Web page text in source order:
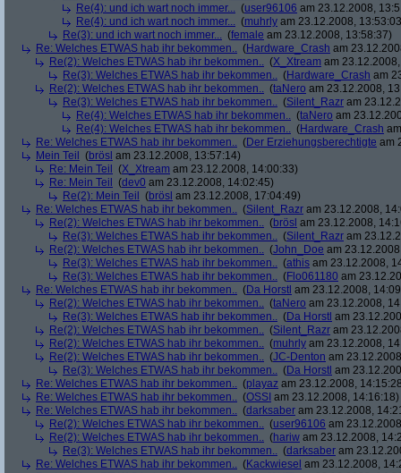
Re(4): und ich wart noch immer... (user96106 am 23.12.2008,
Re(4): und ich wart noch immer... (muhrly am 23.12.2008,
Re(3): und ich wart noch immer... (female am 23.12.2008, 13:58:37)
Re: Welches ETWAS hab ihr bekommen.. (Hardware_Crash am
Re(2): Welches ETWAS hab ihr bekommen.. (X_Xtream am
Re(3): Welches ETWAS hab ihr bekommen.. (Hardware_Crash am
Re(2): Welches ETWAS hab ihr bekommen.. (taNero am 23.12.2008,
Re(3): Welches ETWAS hab ihr bekommen.. (Silent_Razr am
Re(4): Welches ETWAS hab ihr bekommen.. (taNero am
Re(4): Welches ETWAS hab ihr bekommen.. (Hardware_Crash
Re: Welches ETWAS hab ihr bekommen.. (Der Erziehungsberechtigte am
Mein Teil
(brösl am 23.12.2008, 13:57:14)
Re: Mein Teil
(X_Xtream am 23.12.2008, 14:00:33)
Re: Mein Teil
(dev0 am 23.12.2008, 14:02:45)
Re(2): Mein Teil
(brösl am 23.12.2008, 17:04:49)
Re: Welches ETWAS hab ihr bekommen.. (Silent_Razr am 23.12.2008,
Re(2): Welches ETWAS hab ihr bekommen.. (brösl am 23.12.2008,
Re(3): Welches ETWAS hab ihr bekommen.. (Silent_Razr am
Re(2): Welches ETWAS hab ihr bekommen.. (John_Doe am
Re(3): Welches ETWAS hab ihr bekommen.. (athis am 23.12.2008,
Re(3): Welches ETWAS hab ihr bekommen.. (Flo061180 am
Re: Welches ETWAS hab ihr bekommen.. (Da Horstl am 23.12.2008,
Re(2): Welches ETWAS hab ihr bekommen.. (taNero am 23.12.2008,
Re(3): Welches ETWAS hab ihr bekommen.. (Da Horstl am
Re(2): Welches ETWAS hab ihr bekommen.. (Silent_Razr am
Re(2): Welches ETWAS hab ihr bekommen.. (muhrly am 23.12.2008,
Re(2): Welches ETWAS hab ihr bekommen.. (JC-Denton am
Re(3): Welches ETWAS hab ihr bekommen.. (Da Horstl am
Re: Welches ETWAS hab ihr bekommen.. (playaz am 23.12.2008,
Re: Welches ETWAS hab ihr bekommen.. (OSSI am 23.12.2008, 14:16:18)
Re: Welches ETWAS hab ihr bekommen.. (darksaber am 23.12.2008,
Re(2): Welches ETWAS hab ihr bekommen.. (user96106 am
Re(2): Welches ETWAS hab ihr bekommen.. (hariw am 23.12.2008,
Re(3): Welches ETWAS hab ihr bekommen.. (darksaber am
Re: Welches ETWAS hab ihr bekommen.. (Kackwiesel am 23.12.2008,